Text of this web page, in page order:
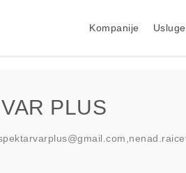
Kompanije Usluge
PLUS